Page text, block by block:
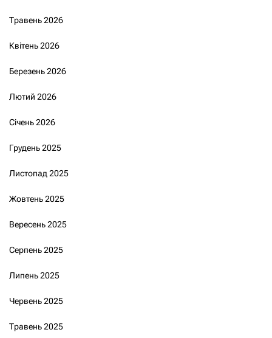
Травень 2026
Квітень 2026
Березень 2026
Лютий 2026
Січень 2026
Грудень 2025
Листопад 2025
Жовтень 2025
Вересень 2025
Серпень 2025
Липень 2025
Червень 2025
Травень 2025